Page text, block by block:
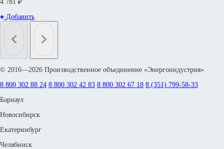
4 781 ₽
Добавить
© 2016—2026 Производственное объединение «Энергоиндустрия»
8 800 302 88 24 8 800 302 42 83 8 800 302 67 18 8 (351) 799-58-33
Барнаул
Новосибирск
Екатеринбург
Челябинск